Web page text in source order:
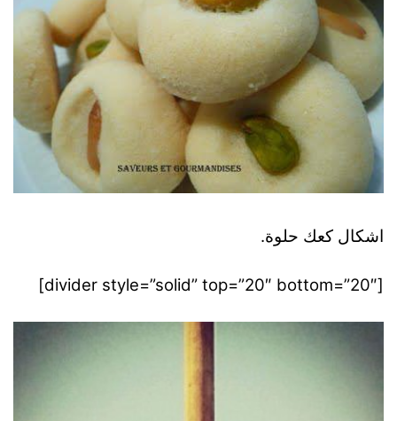
اشكال كعك حلوة.
[divider style=”solid” top=”20″ bottom=”20″]